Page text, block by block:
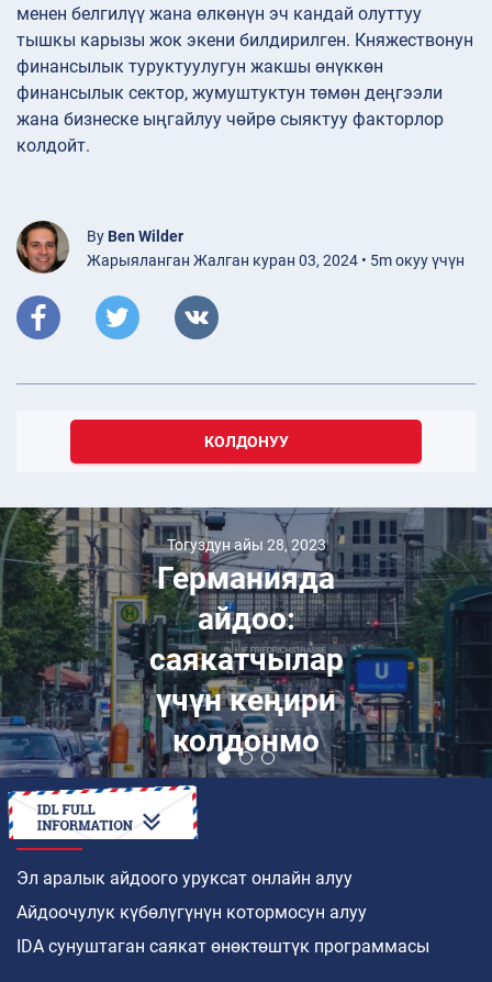
менен белгилүү жана өлкөнүн эч кандай олуттуу
тышкы карызы жок экени билдирилген. Княжествонун
финансылык туруктуулугун жакшы өнүккөн
финансылык сектор, жумуштуктун төмөн деңгээли
жана бизнеске ыңгайлуу чөйрө сыяктуу факторлор
колдойт.
By Ben Wilder
Жарыяланган Жалган куран 03, 2024 • 5m окуу үчүн
КОЛДОНУУ
Тогуздун айы 28, 2023
Германияда
айдоо:
саякатчылар
үчүн кеңири
колдонмо
КАНТИП
Эл аралык айдоого уруксат онлайн алуу
Айдоочулук күбөлүгүнүн котормосун алуу
IDA сунуштаган саякат өнөктөштүк программасы